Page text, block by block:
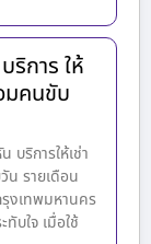
ริการ ให้
มคนขับ
บริการให้เช่า
รายเดือน
งเทพมหานคร
บใจ เมื่อใช้